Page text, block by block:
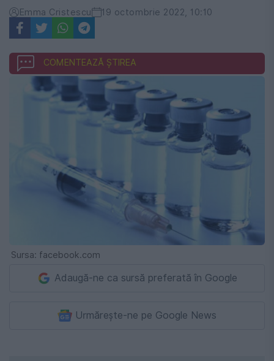
Emma Cristescu 19 octombrie 2022, 10:10
COMENTEAZĂ ȘTIREA
Sursa: facebook.com
Adaugă-ne ca sursă preferată în Google
Urmărește-ne pe Google News